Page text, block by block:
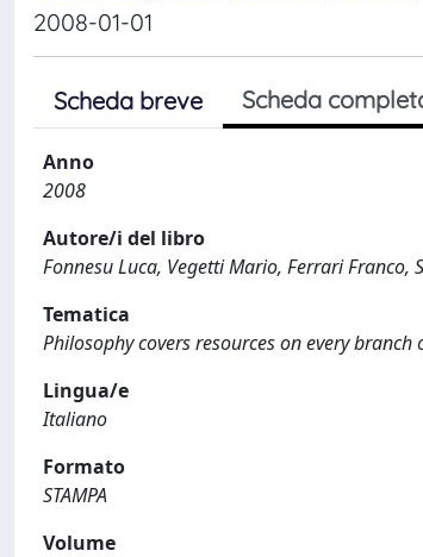
2008-01-01
Scheda breve Scheda
Anno
2008
Autore/i del libro
Fonnesu Luca, Vegetti Mario, Ferrari Franco,
Tematica
Philosophy covers resources on every
Lingua/e
Italiano
Formato
STAMPA
Volume